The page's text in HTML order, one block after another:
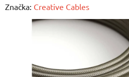
hodnocení
produktu
Značka: Creative Cables